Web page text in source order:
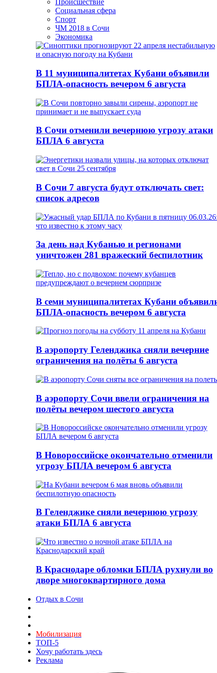
Происшествие
Социальная сфера
Спорт
ЧМ 2018 в Сочи
Экономика
В 11 муниципалитетах Кубани объявили
БПЛА-опасность вечером 6 августа
В Сочи отменили вечернюю угрозу атаки
БПЛА 6 августа
В Сочи 7 августа будут отключать свет:
список адресов
За день над Кубанью и регионами
уничтожен 281 вражеский беспилотник
В семи муниципалитетах Кубани
БПЛА-опасность вечером 6 августа
В аэропорту Геленджика сняли вечерние
ограничения на полёты 6 августа
В аэропорту Сочи ввели ограничения на
полёты вечером шестого августа
В Новороссийске окончательно отменили
угрозу БПЛА вечером 6 августа
В Геленджике сняли вечернюю угрозу
атаки БПЛА 6 августа
В Краснодаре обломки БПЛА рухнули во
дворе многоквартирного дома
Отдых в Сочи
Мобилизация
ТОП-5
Хочу работать здесь
Реклама